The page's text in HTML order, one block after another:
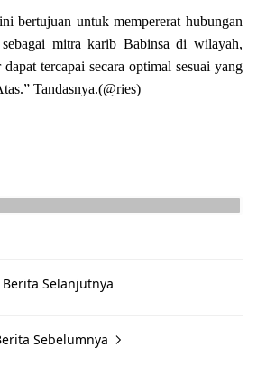
bertujuan untuk mempererat hubungan
mitra karib Babinsa di wilayah,
dapat tercapai secara optimal sesuai yang
Tandasnya.(@ries)
Berita Selanjutnya
Sebelumnya